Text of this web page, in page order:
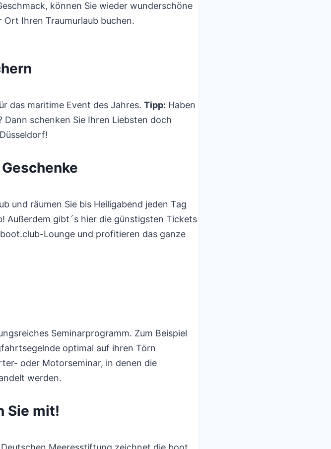
können Sie wieder wunderschöne
Ort Ihren Traumurlaub buchen.
das maritime Event des Jahres. Tipp: Haben
schenken Sie Ihren Liebsten doch
und räumen Sie bis Heiligabend jeden Tag
Außerdem gibt´s hier die günstigsten Tickets
Lounge und profitieren das ganze
Seminarprogramm. Zum Beispiel
optimal auf ihren Törn
oder Motorseminar, in denen die
werden.
Sie mit!